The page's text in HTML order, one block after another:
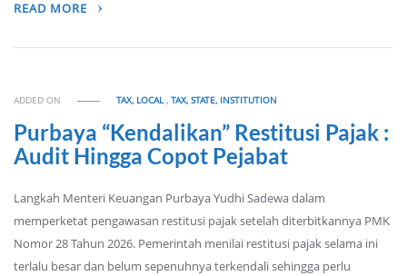
READ MORE
ADDED ON TAX, LOCAL,TAX, STATE, INSTITUTION
Purbaya “Kendalikan” Restitusi Pajak :
Audit Hingga Copot Pejabat
Langkah Menteri Keuangan Purbaya Yudhi Sadewa dalam
memperketat pengawasan restitusi pajak setelah diterbitkannya PMK
Nomor 28 Tahun 2026. Pemerintah menilai restitusi pajak selama ini
terlalu besar dan belum sepenuhnya terkendali sehingga perlu